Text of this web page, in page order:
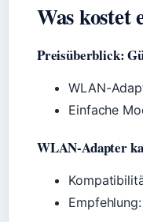
Was
Preisüberblick:
WLAN-
Einfache
WLAN-Adapter